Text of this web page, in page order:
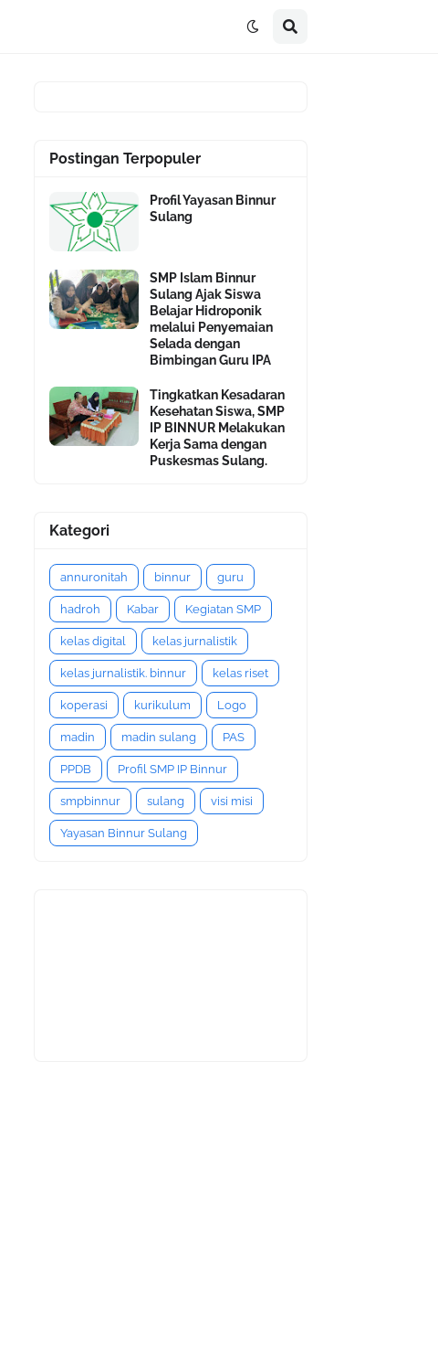
Postingan Terpopuler
Profil Yayasan Binnur
Sulang
SMP Islam Binnur
Sulang Ajak Siswa
Belajar Hidroponik
melalui Penyemaian
Selada dengan
Bimbingan Guru IPA
Tingkatkan Kesadaran
Kesehatan Siswa, SMP
IP BINNUR Melakukan
Kerja Sama dengan
Puskesmas Sulang.
Kategori
annuronitah binnur guru
hadroh Kabar Kegiatan SMP
kelas digital kelas jurnalistik
kelas jurnalistik. binnur kelas riset
koperasi kurikulum Logo
madin madin sulang PAS
PPDB Profil SMP IP Binnur
smpbinnur sulang visi misi
Yayasan Binnur Sulang